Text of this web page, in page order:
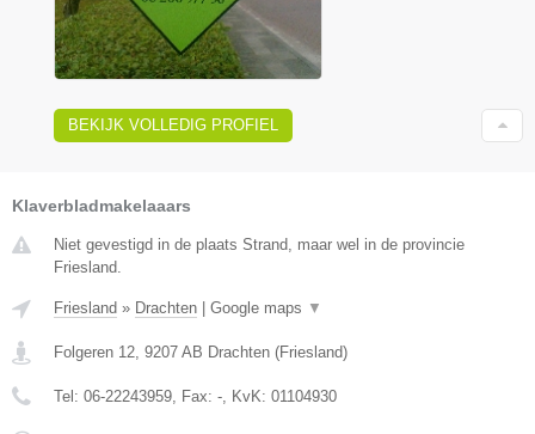
BEKIJK VOLLEDIG PROFIEL
Klaverbladmakelaaars
Niet gevestigd in de plaats Strand, maar wel in de provincie
Friesland.
Friesland » Drachten Google maps ▼
Folgeren 12, 9207 AB Drachten (Friesland)
Tel: 06-22243959, Fax: -, KvK: 01104930